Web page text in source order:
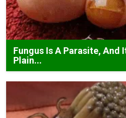
Fungus Is A Parasite, And
Plain...